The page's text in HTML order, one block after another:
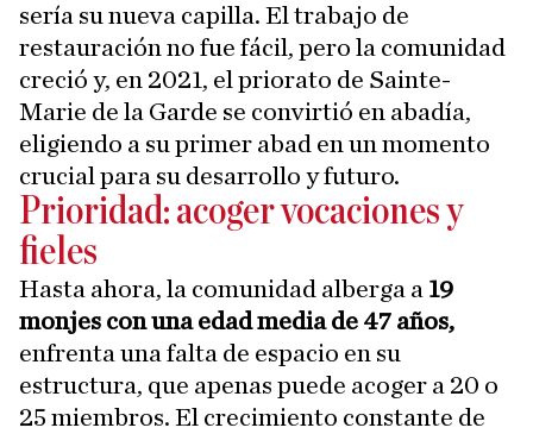
sería su nueva capilla. El trabajo de
restauración no fue fácil, pero la comunidad
creció y, en 2021, el priorato de Sainte-
Marie de la Garde se convirtió en abadía,
eligiendo a su primer abad en un momento
crucial para su desarrollo y futuro.
Prioridad: acoger vocaciones y
fieles
Hasta ahora, la comunidad alberga a 19
monjes con una edad media de 47 años,
enfrenta una falta de espacio en su
estructura, que apenas puede acoger a 20 o
25 miembros. El crecimiento constante de